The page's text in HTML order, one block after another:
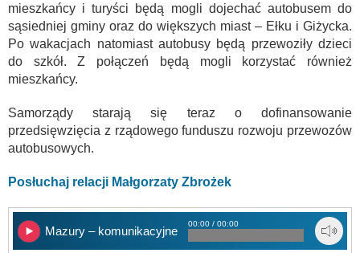
mieszkańcy i turyści będą mogli dojechać autobusem do
sąsiedniej gminy oraz do większych miast – Ełku i Giżycka.
Po wakacjach natomiast autobusy będą przewoziły dzieci
do szkół. Z połączeń będą mogli korzystać również
mieszkańcy.
Samorządy starają się teraz o dofinansowanie
przedsięwzięcia z rządowego funduszu rozwoju przewozów
autobusowych.
Posłuchaj relacji Małgorzaty Zbrożek
Mazury – komunikacyjne porozumienie
00:00 / 00:00